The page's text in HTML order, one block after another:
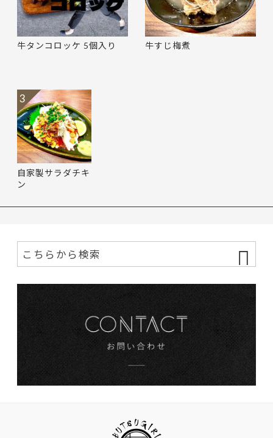
牛タンコロッケ 5個入り 牛すじ梅煮
自家製サラダチキ
ン
3